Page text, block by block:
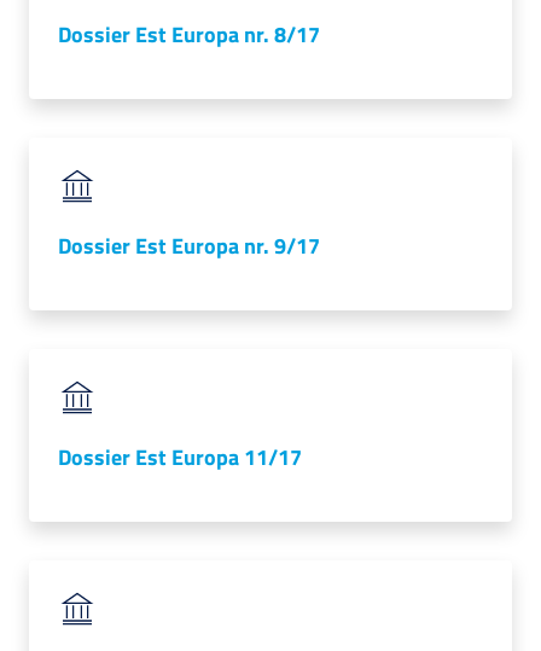
Dossier Est Europa nr. 8/17
Dossier Est Europa nr. 9/17
Dossier Est Europa 11/17